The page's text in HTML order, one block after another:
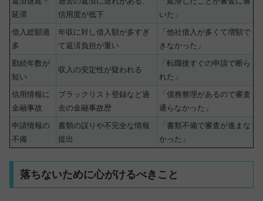
延滞
信用度が低下
いた」
借入総額過
多
年収に対し借入額が多すぎ
て返済負担が重い
「他社借入が多くて増額で
きなかった」
勤続年数が
短い
収入の安定性が疑われる
「転職後すぐの申請で断ら
れた」
信用情報に
金融事故
ブラックリスト登録など過
去の金融事故歴
「債務整理があるので審査
通らなかった」
申請情報の
不備
書類の誤りや不完全な情報
提出
「書類不備で審査が進まな
かった」
落ちないために心がけるべきこと